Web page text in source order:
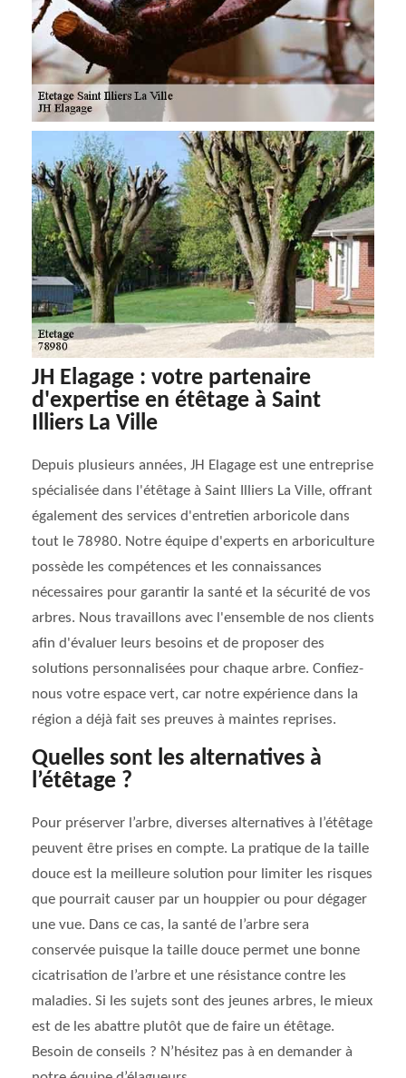
JH Elagage : votre partenaire
d'expertise en étêtage à Saint
Illiers La Ville
Depuis plusieurs années, JH Elagage est une entreprise
spécialisée dans l'étêtage à Saint Illiers La Ville, offrant
également des services d'entretien arboricole dans
tout le 78980. Notre équipe d'experts en arboriculture
possède les compétences et les connaissances
nécessaires pour garantir la santé et la sécurité de vos
arbres. Nous travaillons avec l'ensemble de nos clients
afin d'évaluer leurs besoins et de proposer des
solutions personnalisées pour chaque arbre. Confiez-
nous votre espace vert, car notre expérience dans la
région a déjà fait ses preuves à maintes reprises.
Quelles sont les alternatives à
l’étêtage ?
Pour préserver l’arbre, diverses alternatives à l’étêtage
peuvent être prises en compte. La pratique de la taille
douce est la meilleure solution pour limiter les risques
que pourrait causer par un houppier ou pour dégager
une vue. Dans ce cas, la santé de l’arbre sera
conservée puisque la taille douce permet une bonne
cicatrisation de l’arbre et une résistance contre les
maladies. Si les sujets sont des jeunes arbres, le mieux
est de les abattre plutôt que de faire un étêtage.
Besoin de conseils ? N’hésitez pas à en demander à